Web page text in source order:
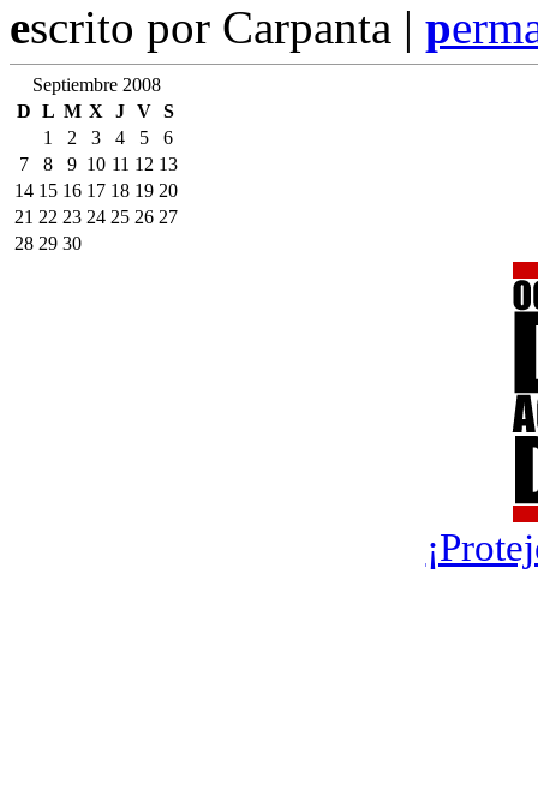
escrito por Carpanta | p
Septiembre 2008
D L M X J V S
1
2 3 4 5
6
7
8 9 10 11 12 13
14 15 16 17 18 19 20
21 22 23 24 25 26 27
28 29 30